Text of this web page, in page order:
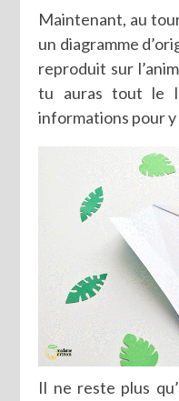
Maintenant, au
un diagramme
reproduit sur
tu auras tout le
informations pour
Il ne reste plus